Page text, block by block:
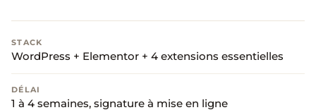
STACK
WordPress + Elementor + 4 extensions essentielles
DÉLAI
1 à 4 semaines, signature à mise en ligne